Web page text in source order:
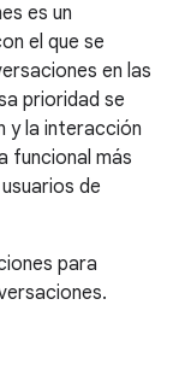
es un
el que se
en las
prioridad se
y la interacción
funcional más
de
para